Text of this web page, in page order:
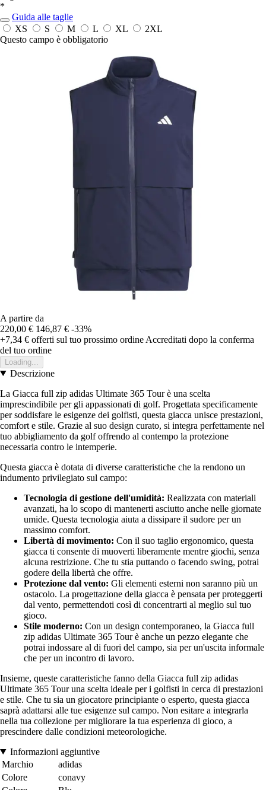
*
Guida alle taglie
XS
S M L XL
2XL
Questo campo è obbligatorio
A partire da
220,00 € 146,87 € -33%
+7,34 € offerti sul tuo prossimo ordine Accreditati dopo la conferma
del tuo ordine
Loading...
Descrizione
La Giacca full zip adidas Ultimate 365 Tour è una scelta
imprescindibile per gli appassionati di golf. Progettata specificamente
per soddisfare le esigenze dei golfisti, questa giacca unisce prestazioni,
comfort e stile. Grazie al suo design curato, si integra perfettamente nel
tuo abbigliamento da golf offrendo al contempo la protezione
necessaria contro le intemperie.
Questa giacca è dotata di diverse caratteristiche che la rendono un
indumento privilegiato sul campo:
Tecnologia di gestione dell'umidità: Realizzata con materiali
avanzati, ha lo scopo di mantenerti asciutto anche nelle giornate
umide. Questa tecnologia aiuta a dissipare il sudore per un
massimo comfort.
Libertà di movimento: Con il suo taglio ergonomico, questa
giacca ti consente di muoverti liberamente mentre giochi, senza
alcuna restrizione. Che tu stia puttando o facendo swing, potrai
godere della libertà che offre.
Protezione dal vento: Gli elementi esterni non saranno più un
ostacolo. La progettazione della giacca è pensata per proteggerti
dal vento, permettendoti così di concentrarti al meglio sul tuo
gioco.
Stile moderno: Con un design contemporaneo, la Giacca full
zip adidas Ultimate 365 Tour è anche un pezzo elegante che
potrai indossare al di fuori del campo, sia per un'uscita informale
che per un incontro di lavoro.
Insieme, queste caratteristiche fanno della Giacca full zip adidas
Ultimate 365 Tour una scelta ideale per i golfisti in cerca di prestazioni
e stile. Che tu sia un giocatore principiante o esperto, questa giacca
saprà adattarsi alle tue esigenze sul campo. Non esitare a integrarla
nella tua collezione per migliorare la tua esperienza di gioco, a
prescindere dalle condizioni meteorologiche.
Informazioni aggiuntive
Marchio
adidas
Colore
conavy